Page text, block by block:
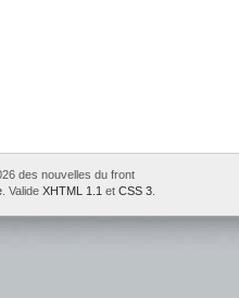
des nouvelles du front
. Valide XHTML 1.1 et CSS 3